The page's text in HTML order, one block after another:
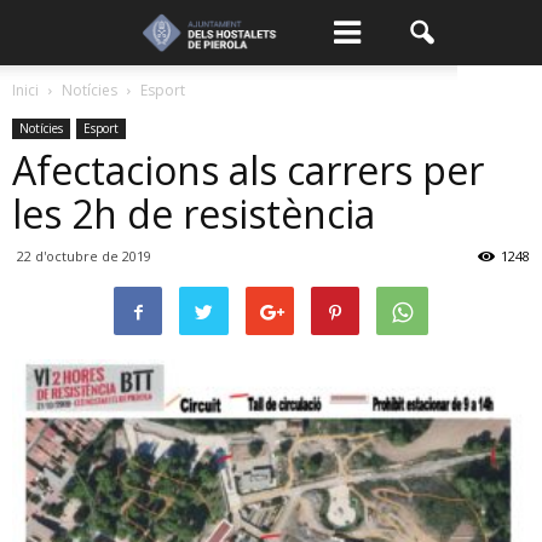
Inici Notícies Esport
Notícies Esport
Afectacions als carrers per
les 2h de resistència
22 d'octubre de 2019 1248